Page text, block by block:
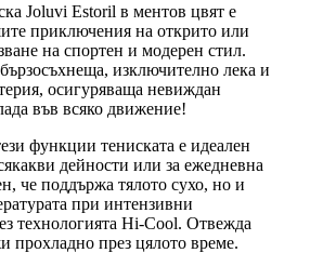
Joluvi Estoril в ментов цвят е
приключения на открито или
на спортен и модерен стил.
изключително лека и
осигуряваща невиждан
във всяко движение!
функции тениската е идеален
дейности или за ежедневна
че поддържа тялото сухо, но и
при интензивни
технологията Hi-Cool. Отвежда
прохладно през цялото време.